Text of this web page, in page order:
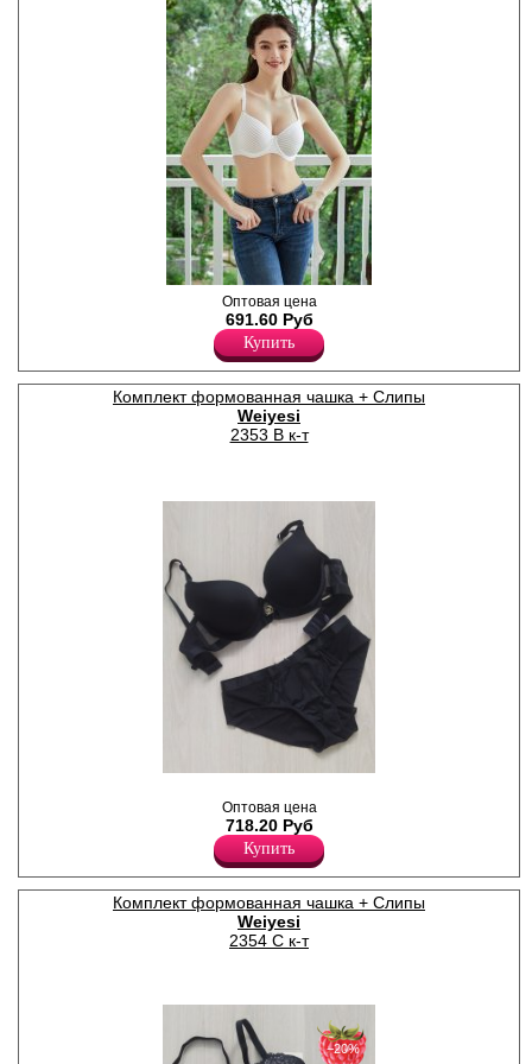
Бюстгальтер женский из
тканого многослойного
пластичного материала,
модель спейсер, на
каркасах, на регулируемых
съемных бретелях.
Полиэстер 92%
Спандекс 8%
Оптовая цена
691.60 Руб
Купить
Комплект формованная чашка + Слипы
Weiyesi
2353 B к-т
Бюстгальтер с
формованными чашками на
косточках, гладкий. Бретели
регулируются по длине,
съемные. Трусы слипы из
сетчатого полотна, со
средней линией талии, х/б
ластовицей.
Нейлон 93%
Оптовая цена
718.20 Руб
Купить
Комплект формованная чашка + Слипы
Weiyesi
2354 C к-т
−20%